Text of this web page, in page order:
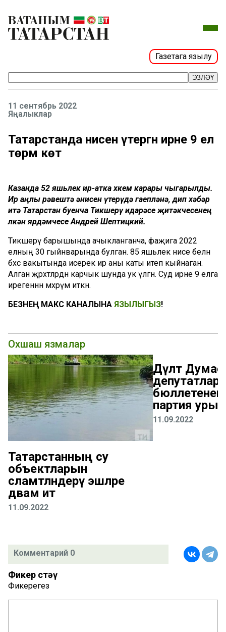
Газетага язылу
ЭЗЛӘҮ
11 сентябрь 2022
Яңалыклар
Татарстанда әнисен үтергән ирне 9 ел
төрмә көтә
Казанда 52 яшьлек ир-атка хөкем карары чыгарылды.
Ир аңлы рәвештә әнисен үтерүдә гаепләнә, дип хәбәр
итә Татарстан буенча Тикшерү идарәсе җитәкчесенең
өлкән ярдәмчесе Андрей Шептицкий.
Тикшерү барышында ачыкланганча, фаҗига 2022
елның 30 гыйнварында булган. 85 яшьлек әнисе белән
бәхәс вакытында исерек ир аны каты итеп кыйнаган.
Алган җәрәхәтләрдән карчык шунда ук үлгән. Суд ирне 9 елга
ирегеннән мәхрүм иткән.
БЕЗНЕҢ МАКС КАНАЛЫНА ЯЗЫЛЫГЫЗ!
Охшаш язмалар
Татарстанның су
объектларын
сәламәтләндерү эшләре
дәвам итә
11.09.2022
Дәүләт
партия
11.09.2022
Комментарий 0
Фикер өстәү
Фикерегез